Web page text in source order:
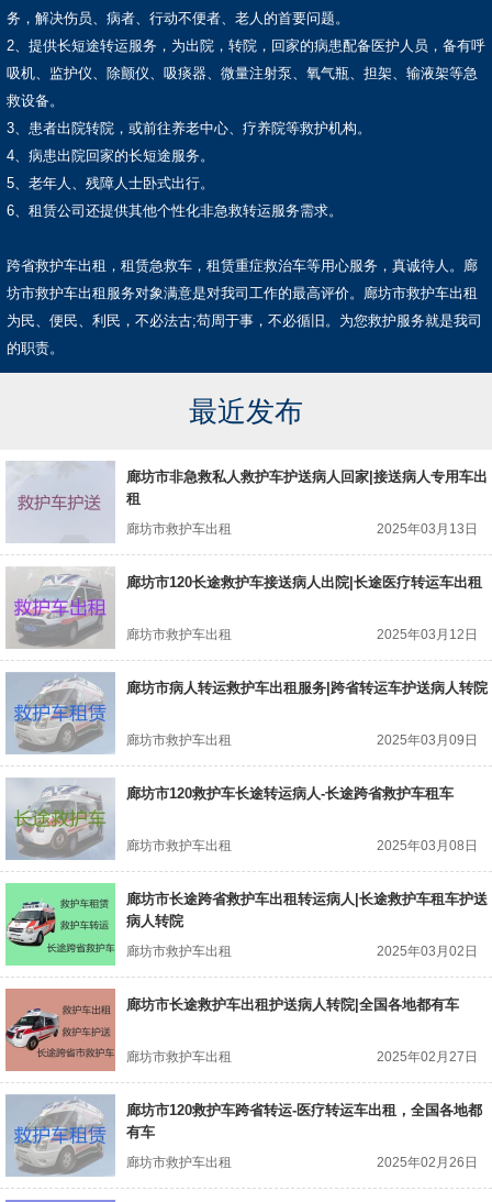
务，解决伤员、病者、行动不便者、老人的首要问题。
2、提供长短途转运服务，为出院，转院，回家的病患配备医护人员，备有呼
吸机、监护仪、除颤仪、吸痰器、微量注射泵、氧气瓶、担架、输液架等急
救设备。
3、患者出院转院，或前往养老中心、疗养院等救护机构。
4、病患出院回家的长短途服务。
5、老年人、残障人士卧式出行。
6、租赁公司还提供其他个性化非急救转运服务需求。
跨省救护车出租，租赁急救车，租赁重症救治车等用心服务，真诚待人。廊
坊市救护车出租服务对象满意是对我司工作的最高评价。廊坊市救护车出租
为民、便民、利民，不必法古;苟周于事，不必循旧。为您救护服务就是我司
的职责。
最近发布
廊坊市非急救私人救护车护送病人回家|接送病人专用车出
租
廊坊市救护车出租 2025年03月13日
廊坊市120长途救护车接送病人出院|长途医疗转运车出租
廊坊市救护车出租 2025年03月12日
廊坊市病人转运救护车出租服务|跨省转运车护送病人转院
廊坊市救护车出租 2025年03月09日
廊坊市120救护车长途转运病人-长途跨省救护车租车
廊坊市救护车出租 2025年03月08日
廊坊市长途跨省救护车出租转运病人|长途救护车租车护送
病人转院
廊坊市救护车出租 2025年03月02日
廊坊市长途救护车出租护送病人转院|全国各地都有车
廊坊市救护车出租 2025年02月27日
廊坊市120救护车跨省转运-医疗转运车出租，全国各地都
有车
廊坊市救护车出租 2025年02月26日